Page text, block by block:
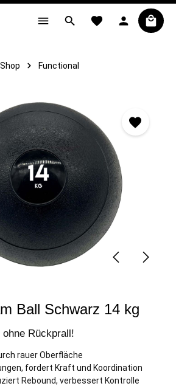
Shop Functional
Ball Schwarz 14 kg
Rückprall!
rauer Oberfläche
fordert Kraft und Koordination
Rebound, verbessert Kontrolle